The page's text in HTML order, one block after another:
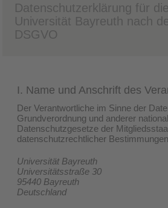
Datenschutzerklärung für
Universität Bayreuth nach
DSGVO
I. Name und Anschrift des
Der Verantwortliche im Sinne der
Grundverordnung und anderer
Datenschutzgesetze der
datenschutzrechtlicher
Universität Bayreuth
Universitätsstraße 30
95440 Bayreuth
Deutschland